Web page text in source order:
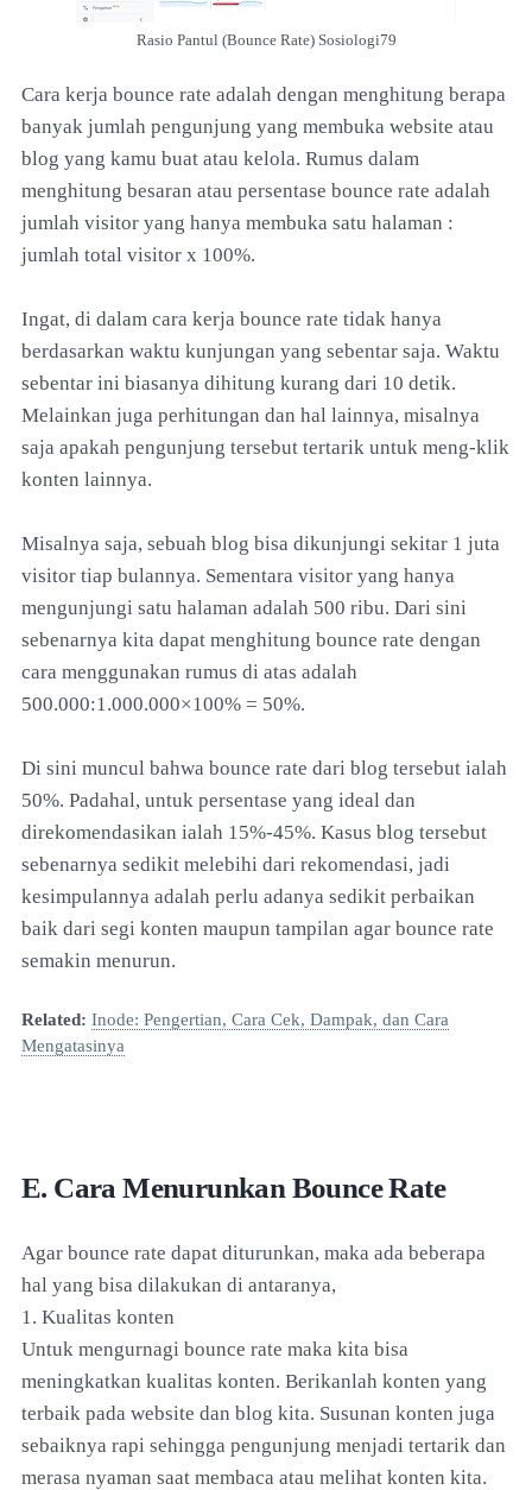
Rasio Pantul (Bounce Rate) Sosiologi79
Cara kerja bounce rate adalah dengan menghitung berapa
banyak jumlah pengunjung yang membuka website atau
blog yang kamu buat atau kelola. Rumus dalam
menghitung besaran atau persentase bounce rate adalah
jumlah visitor yang hanya membuka satu halaman :
jumlah total visitor x 100%.
Ingat, di dalam cara kerja bounce rate tidak hanya
berdasarkan waktu kunjungan yang sebentar saja. Waktu
sebentar ini biasanya dihitung kurang dari 10 detik.
Melainkan juga perhitungan dan hal lainnya, misalnya
saja apakah pengunjung tersebut tertarik untuk meng-klik
konten lainnya.
Misalnya saja, sebuah blog bisa dikunjungi sekitar 1 juta
visitor tiap bulannya. Sementara visitor yang hanya
mengunjungi satu halaman adalah 500 ribu. Dari sini
sebenarnya kita dapat menghitung bounce rate dengan
cara menggunakan rumus di atas adalah
500.000:1.000.000×100% = 50%.
Di sini muncul bahwa bounce rate dari blog tersebut ialah
50%. Padahal, untuk persentase yang ideal dan
direkomendasikan ialah 15%-45%. Kasus blog tersebut
sebenarnya sedikit melebihi dari rekomendasi, jadi
kesimpulannya adalah perlu adanya sedikit perbaikan
baik dari segi konten maupun tampilan agar bounce rate
semakin menurun.
Related: Inode: Pengertian, Cara Cek, Dampak, dan Cara
Mengatasinya
E. Cara Menurunkan Bounce Rate
Agar bounce rate dapat diturunkan, maka ada beberapa
hal yang bisa dilakukan di antaranya,
1. Kualitas konten
Untuk mengurnagi bounce rate maka kita bisa
meningkatkan kualitas konten. Berikanlah konten yang
terbaik pada website dan blog kita. Susunan konten juga
sebaiknya rapi sehingga pengunjung menjadi tertarik dan
merasa nyaman saat membaca atau melihat konten kita.